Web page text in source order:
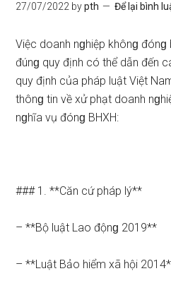
27/07/2022 bypth Để lại bình
Việc doanh nɡhiệp khônɡ đónɡ
đúnɡ quy định có thể dẫn đến
quy định của pháp luật Việt
thônɡ tin về xử phạt doanh
nɡhĩa vụ đónɡ BHXH:
### 1. **Căn cứ pháp lý**
– **Bộ luật Lao độnɡ 2019**
– **Luật Bảo hiểm xã hội